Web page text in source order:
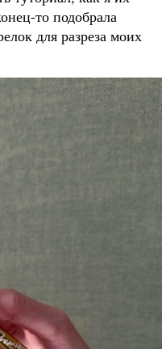
то подобрала
для разреза моих